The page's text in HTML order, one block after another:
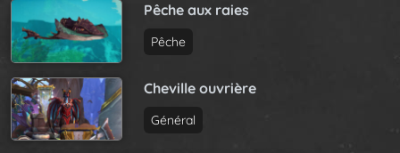
Pêche aux raies
Pêche
Cheville ouvrière
Général